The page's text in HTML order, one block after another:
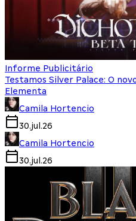
Informe Publicitário
Testamos Silver Palace: O
Elementa
Camila Hortencio
30.jul.26
Camila Hortencio
30.jul.26